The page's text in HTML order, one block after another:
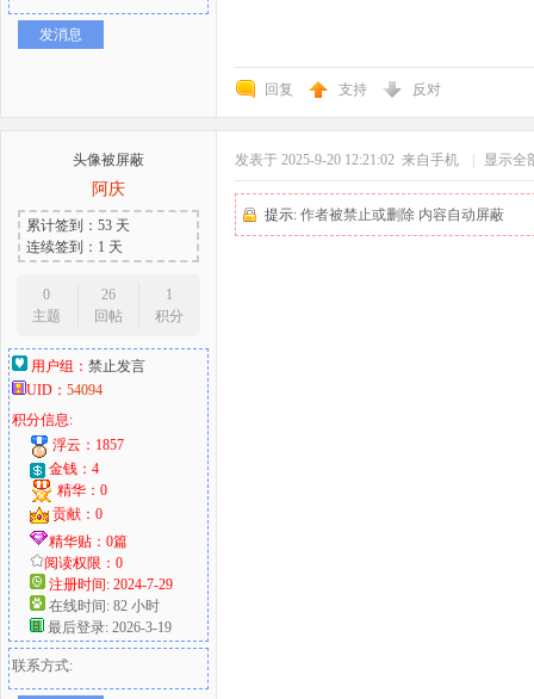
发消息
回复 支持 反对
头像被屏蔽
阿庆
累计签到：53 天
连续签到：1 天
0
主题
26
回帖
1
积分
用户组： 禁止发言
UID： 54094
积分信息:
浮云：1857
金钱：4
精华：0
贡献：0
精华贴：0篇
阅读权限：0
注册时间: 2024-7-29
在线时间: 82 小时
最后登录: 2026-3-19
联系方式:
发表于 2025-9-20 12:21:02 来自手机 显示全
提示: 作者被禁止或删除 内容自动屏蔽